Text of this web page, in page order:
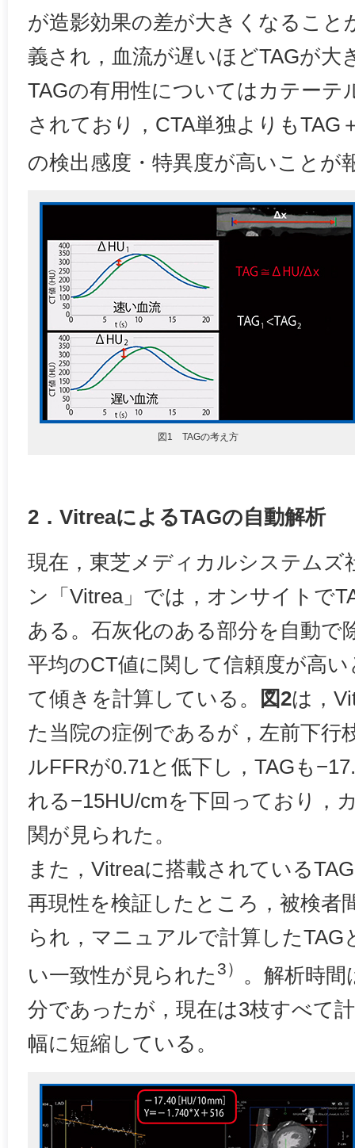
が造影効果の差が大きくなること
義され，血流が遅いほどTAGが大
TAGの有用性についてはカテーテ
されており，CTA単独よりもTAG
の検出感度・特異度が高いことが
図1 TAGの考え方
2．VitreaによるTAGの自動解析
現在，東芝メディカルシステムズ
ン「Vitrea」では，オンサイトで
ある。石灰化のある部分を自動で
平均のCT値に関して信頼度が高
て傾きを計算している。
図2は，
た当院の症例であるが，左前下行
ルFFRが0.71と低下し，TAGも
れる−15HU/cmを下回っており，
関が見られた。
また，Vitreaに搭載されている
再現性を検証したところ，被検者
られ，マニュアルで計算したTAG
い一致性が見られた 3）
。解析時
分であったが，現在は3枝すべて
幅に短縮している。